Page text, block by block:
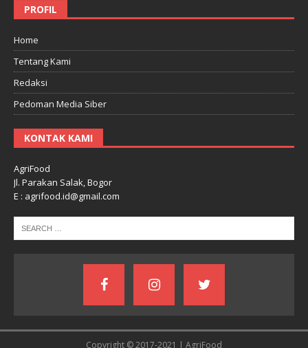
PROFIL
Home
Tentang Kami
Redaksi
Pedoman Media Siber
KONTAK KAMI
AgriFood
Jl. Parakan Salak, Bogor
E : agrifood.id@gmail.com
Copyright © 2017-2021 | AgriFood